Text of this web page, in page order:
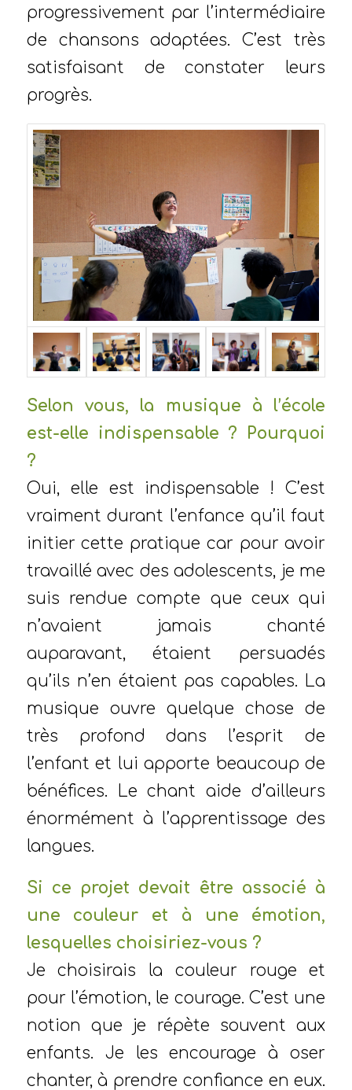
progressivement par l’intermédiaire
de chansons adaptées. C’est très
satisfaisant de constater leurs
progrès.
Selon vous, la musique à l’école
est-elle indispensable ? Pourquoi
?
Oui, elle est indispensable ! C’est
vraiment durant l’enfance qu’il faut
initier cette pratique car pour avoir
travaillé avec des adolescents, je me
suis rendue compte que ceux qui
n’avaient jamais chanté
auparavant, étaient persuadés
qu’ils n’en étaient pas capables. La
musique ouvre quelque chose de
très profond dans l’esprit de
l’enfant et lui apporte beaucoup de
bénéfices. Le chant aide d’ailleurs
énormément à l’apprentissage des
langues.
Si ce projet devait être associé à
une couleur et à une émotion,
lesquelles choisiriez-vous ?
Je choisirais la couleur rouge et
pour l’émotion, le courage. C’est une
notion que je répète souvent aux
enfants. Je les encourage à oser
chanter, à prendre confiance en eux.